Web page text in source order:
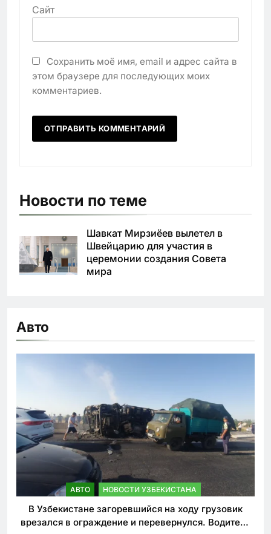
Сайт
Сохранить моё имя, email и адрес сайта в
этом браузере для последующих моих
комментариев.
Новости по теме
Шавкат Мирзиёев вылетел в
Швейцарию для участия в
церемонии создания Совета
мира
Авто
АВТО НОВОСТИ УЗБЕКИСТАНА
В Узбекистане загоревшийся на ходу грузовик
врезался в ограждение и перевернулся. Водитель